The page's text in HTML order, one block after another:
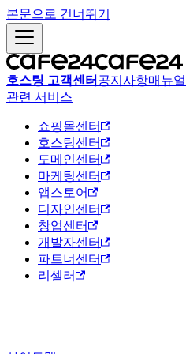
본문으로 건너뛰기
호스팅 고객센터 공지사항매뉴얼
관련 서비스
쇼핑몰센터
호스팅센터
도메인센터
마케팅센터
앱스토어
디자인센터
창업센터
개발자센터
파트너센터
리셀러